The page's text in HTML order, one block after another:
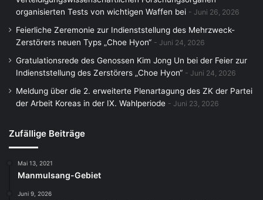
organisierten Tests von wichtigen Waffen bei
Juni 26, 2026
Feierliche Zeremonie zur Indienststellung des Mehrzweck-
Zerstörers neuen Typs „Choe Hyon“
Juni 24, 2026
Gratulationsrede des Genossen Kim Jong Un bei der Feier zur
Indienststellung des Zerstörers „Choe Hyon“
Juni 24, 2026
Meldung über die 2. erweiterte Plenartagung des ZK der Partei
der Arbeit Koreas in der IX. Wahlperiode
Juni 23, 2026
Zufällige Beiträge
Mai 13, 2021
Manmulsang-Gebiet
Juni 9, 2026